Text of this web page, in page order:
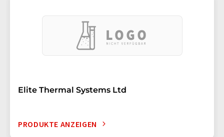
Elite Thermal Systems Ltd
PRODUKTE ANZEIGEN